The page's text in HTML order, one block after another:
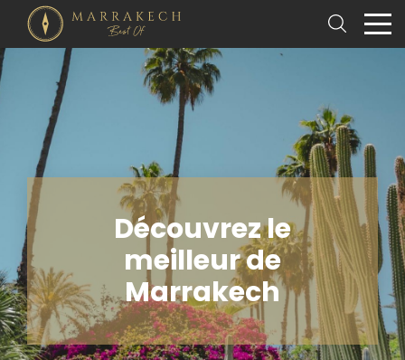
Découvrez le
meilleur de
Marrakech